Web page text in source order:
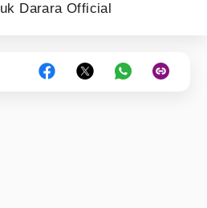
Darara Official